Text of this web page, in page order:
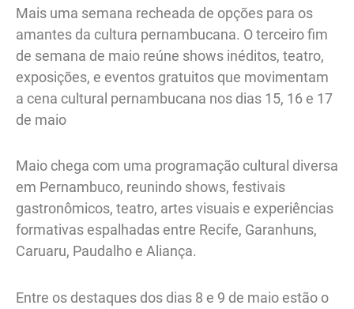
Mais uma semana recheada de opções para os
amantes da cultura pernambucana. O terceiro fim
de semana de maio reúne shows inéditos, teatro,
exposições, e eventos gratuitos que movimentam
a cena cultural pernambucana nos dias 15, 16 e 17
de maio
Maio chega com uma programação cultural diversa
em Pernambuco, reunindo shows, festivais
gastronômicos, teatro, artes visuais e experiências
formativas espalhadas entre Recife, Garanhuns,
Caruaru, Paudalho e Aliança.
Entre os destaques dos dias 8 e 9 de maio estão o